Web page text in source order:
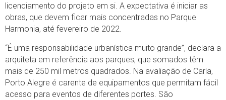
licenciamento do projeto em si. A expectativa é iniciar as
obras, que devem ficar mais concentradas no Parque
Harmonia, até fevereiro de 2022.
“É uma responsabilidade urbanística muito grande”, declara a
arquiteta em referência aos parques, que somados têm
mais de 250 mil metros quadrados. Na avaliação de Carla,
Porto Alegre é carente de equipamentos que permitam fácil
acesso para eventos de diferentes portes. São